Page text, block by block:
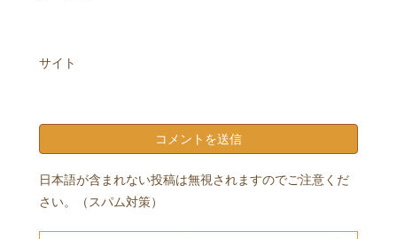
サイト
日本語が含まれない投稿は無視されますのでご注意くだ
さい。（スパム対策）